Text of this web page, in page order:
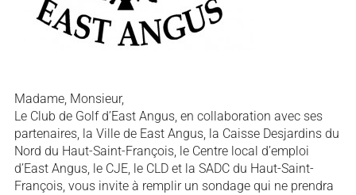
Madame, Monsieur,
Le Club de Golf d’East Angus, en collaboration avec ses
partenaires, la Ville de East Angus, la Caisse Desjardins du
Nord du Haut-Saint-François, le Centre local d’emploi
d’East Angus, le CJE, le CLD et la SADC du Haut-Saint-
François, vous invite à remplir un sondage qui ne prendra